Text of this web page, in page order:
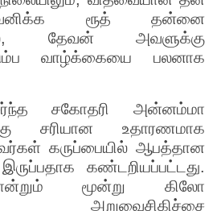
ரூத் தன்னை
தேவன் அவளுக்கு
வாழ்க்கையை பலனாக
சகோதரி அன்னம்மா
சரியான உதாரணமாக
கருப்பையில் ஆபத்தான
கண்டறியப்பட்டது.
மூன்று கிலோ
அறுவைசிகிச்சை